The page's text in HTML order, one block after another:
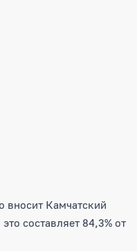
вносит Камчатский
составляет 84,3% от